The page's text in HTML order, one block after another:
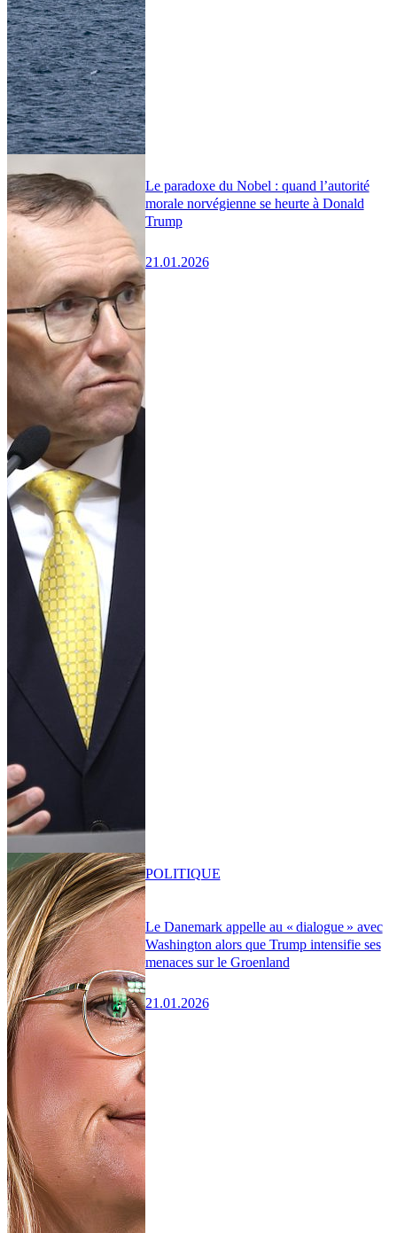
Le paradoxe du Nobel : quand l’autorité
morale norvégienne se heurte à Donald
Trump
21.01.2026
Le Danemark appelle au « dialogue » avec
Washington alors que Trump intensifie ses
menaces sur le Groenland
21.01.2026
POLITIQUE